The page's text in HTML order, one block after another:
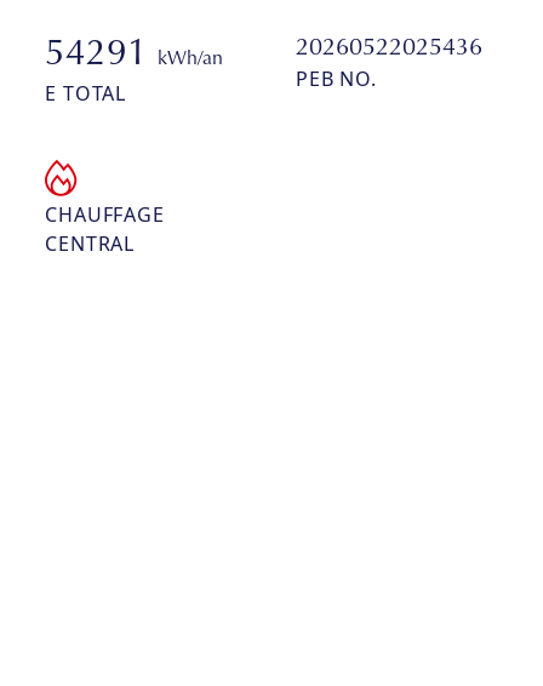
54291 kWh/an
E TOTAL
20260522025436
PEB NO.
CHAUFFAGE
CENTRAL